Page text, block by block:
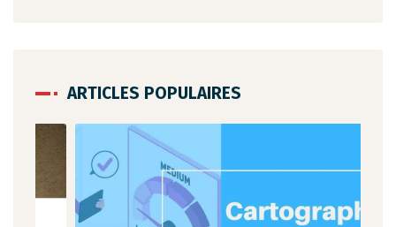
ARTICLES POPULAIRES